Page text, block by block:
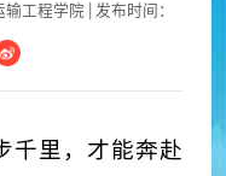
工程学院 | 发布时间：
千里，才能奔赴